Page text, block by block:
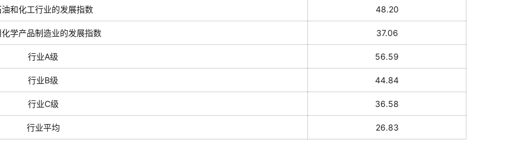
油和化工行业的发展指数 48.20
学产品制造业的发展指数 37.06
行业A级 56.59
行业B级 44.84
行业C级 36.58
行业平均 26.83